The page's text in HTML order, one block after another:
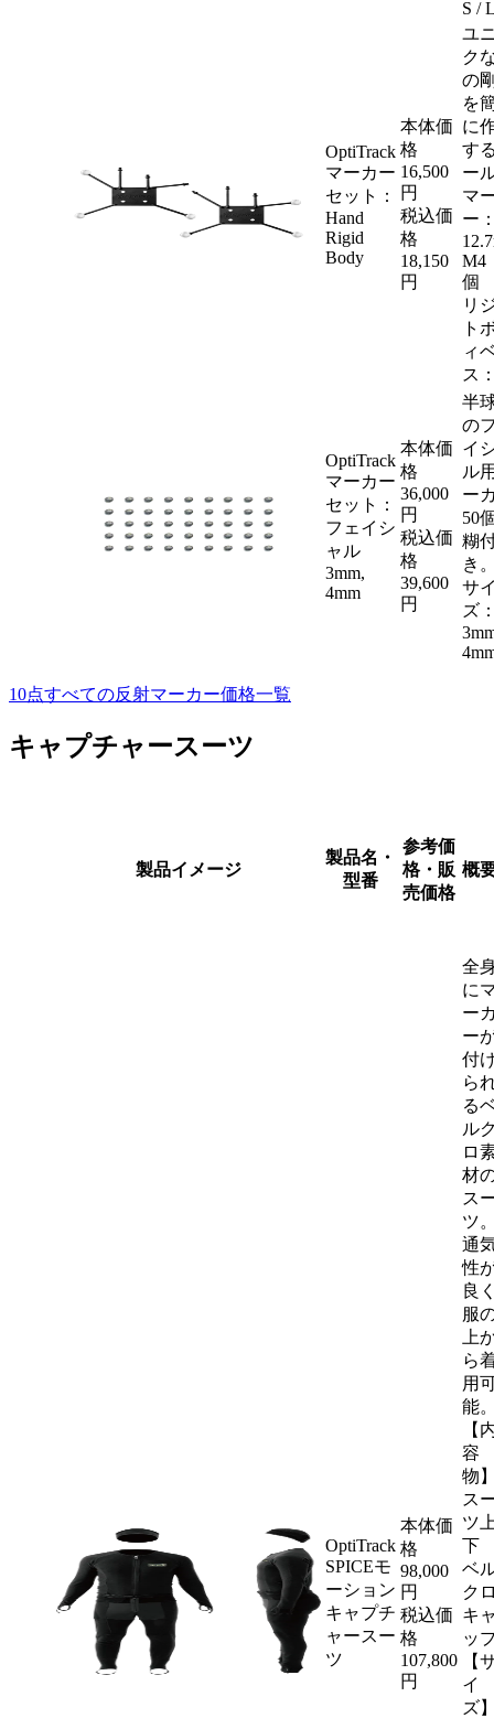
S /
OptiTrack
マーカー
セット：
Hand
Rigid
Body
本体価
格
16,500
円
税込価
格
18,150
円
ユ
ク
の
を
に
す
ー
マ
ー
個
リ
ト
ィ
ス
OptiTrack
マーカー
セット：
フェイシ
ャル
3mm,
4mm
本体価
格
36,000
円
税込価
格
39,600
円
半
の
イ
ル
ー
50
糊
き
サ
ズ
10点すべての反射マーカー価格一覧
キャプチャースーツ
製品イメージ
製品名・
型番
参考価
格・販
売価格
概
OptiTrack
SPICEモ
ーション
キャプチ
ャースー
ツ
本体価
格
98,000
円
税込価
格
107,800
円
全
に
ー
ー
付
ら
る
ル
ロ
材
ス
ツ
通
性
良
服
上
ら
用
能
【
容
物
ス
ツ
下
ベ
ク
キ
ッ
【
イ
ズ